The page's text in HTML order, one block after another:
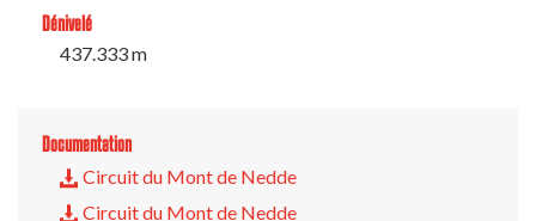
Dénivelé
437.333 m
Documentation
Circuit du Mont de Nedde
Circuit du Mont de Nedde